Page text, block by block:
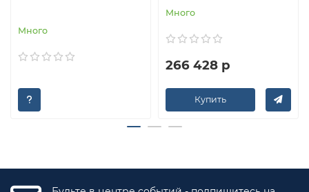
Много
Много
266 428 р
Купить